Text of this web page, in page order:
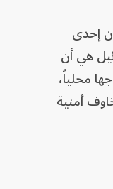
إحدى
هي أن
محلياً،
أمنية